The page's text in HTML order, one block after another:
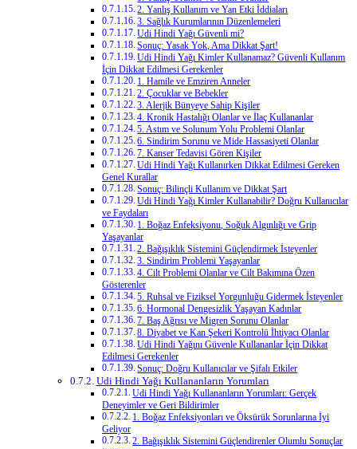
2. Yanlış Kullanım ve Yan Etki İddiaları
3. Sağlık Kurumlarının Düzenlemeleri
Udi Hindi Yağı Güvenli mi?
Sonuç: Yasak Yok, Ama Dikkat Şart!
Udi Hindi Yağı Kimler Kullanamaz? Güvenli Kullanım
İçin Dikkat Edilmesi Gerekenler
1. Hamile ve Emziren Anneler
2. Çocuklar ve Bebekler
3. Alerjik Bünyeye Sahip Kişiler
4. Kronik Hastalığı Olanlar ve İlaç Kullananlar
5. Astım ve Solunum Yolu Problemi Olanlar
6. Sindirim Sorunu ve Mide Hassasiyeti Olanlar
7. Kanser Tedavisi Gören Kişiler
Udi Hindi Yağı Kullanırken Dikkat Edilmesi Gereken
Genel Kurallar
Sonuç: Bilinçli Kullanım ve Dikkat Şart
Udi Hindi Yağı Kimler Kullanabilir? Doğru Kullanıcılar
ve Faydaları
1. Boğaz Enfeksiyonu, Soğuk Algınlığı ve Grip
Yaşayanlar
2. Bağışıklık Sistemini Güçlendirmek İsteyenler
3. Sindirim Problemi Yaşayanlar
4. Cilt Problemi Olanlar ve Cilt Bakımına Özen
Gösterenler
5. Ruhsal ve Fiziksel Yorgunluğu Gidermek İsteyenler
6. Hormonal Dengesizlik Yaşayan Kadınlar
7. Baş Ağrısı ve Migren Sorunu Olanlar
8. Diyabet ve Kan Şekeri Kontrolü İhtiyacı Olanlar
Udi Hindi Yağını Güvenle Kullananlar İçin Dikkat
Edilmesi Gerekenler
Sonuç: Doğru Kullanıcılar ve Şifalı Etkiler
Udi Hindi Yağı Kullananların Yorumları
Udi Hindi Yağı Kullananların Yorumları: Gerçek
Deneyimler ve Geri Bildirimler
1. Boğaz Enfeksiyonları ve Öksürük Sorunlarına İyi
Geliyor
2. Bağışıklık Sistemini Güçlendirenler Olumlu Sonuçlar